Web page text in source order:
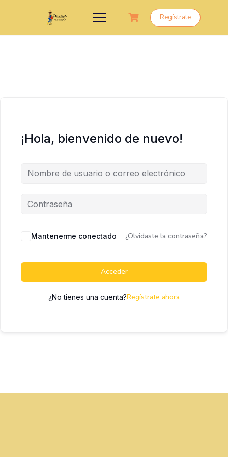
Regístrate
¡Hola, bienvenido de nuevo!
Mantenerme conectado ¿Olvidaste la contraseña?
Acceder
¿No tienes una cuenta?Regístrate ahora